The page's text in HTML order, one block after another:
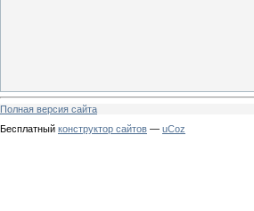
Полная версия сайта
Бесплатный конструктор сайтов — uCoz